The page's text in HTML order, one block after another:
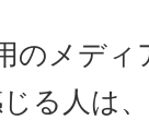
のメデ
る人は